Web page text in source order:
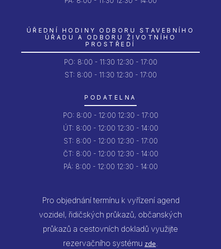
ÚŘEDNÍ HODINY ODBORU STAVEBNÍHO
ÚŘADU A ODBORU ŽIVOTNÍHO
PROSTŘEDÍ
PO: 8:00 - 11:30 12:30 - 17:00
ST: 8:00 - 11:30 12:30 - 17:00
PODATELNA
PO: 8:00 - 12:00 12:30 - 17:00
ÚT: 8:00 - 12:00 12:30 - 14:00
ST: 8:00 - 12:00 12:30 - 17:00
ČT: 8:00 - 12:00 12:30 - 14:00
PÁ: 8:00 - 12:00 12:30 - 14:00
Pro objednání termínu k vyřízení agend
vozidel, řidičských průkazů, občanských
průkazů a cestovních dokladů využijte
rezervačního systému zde.